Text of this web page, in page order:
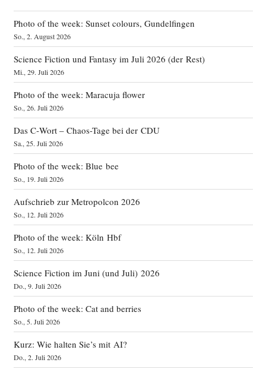
Photo of the week: Sunset colours, Gundelfingen
So., 2. August 2026
Science Fiction und Fantasy im Juli 2026 (der Rest)
Mi., 29. Juli 2026
Photo of the week: Maracuja flower
So., 26. Juli 2026
Das C‑Wort – Chaos-Tage bei der CDU
Sa., 25. Juli 2026
Photo of the week: Blue bee
So., 19. Juli 2026
Aufschrieb zur Metropolcon 2026
So., 12. Juli 2026
Photo of the week: Köln Hbf
So., 12. Juli 2026
Science Fiction im Juni (und Juli) 2026
Do., 9. Juli 2026
Photo of the week: Cat and berries
So., 5. Juli 2026
Kurz: Wie halten Sie’s mit AI?
Do., 2. Juli 2026